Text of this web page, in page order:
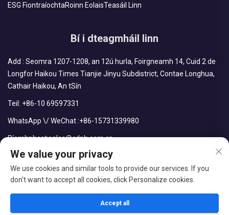
ESG FiontraíochtaRoinn EolaisTeasáil Linn
Bí i dteagmháil linn
Add : Seomra 1207-1208, an 12ú hurla, Foirgneamh 14, Cuid 2 de
Longfor Haikou Times Tianjie Jinyu Subdistrict, Contae Longhua,
Cathair Haikou, An tSín
Teil: +86-10 69597331
WhatsApp \/ WeChat :+86-15731339980
Ríomhphost:sales@cdph.com.cn
cosaint.
We value your privacy
We use cookies and similar tools to provide our services. If you
don't want to accept all cookies, click Personalize cookies.
Accept all